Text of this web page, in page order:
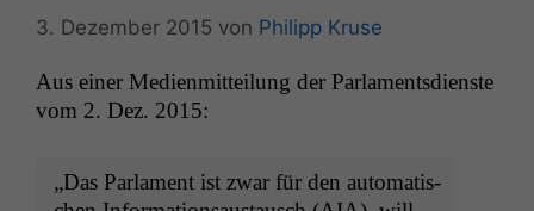
3. Dezember 2015 von Philipp Kruse
Aus ein­er Medi­en­mit­teilung der Par­la­ments­di­en­ste
vom 2. Dez. 2015:
„Das Par­la­ment ist zwar für den automa­tis­